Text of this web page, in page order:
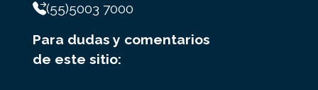
(55)5003 7000
Para dudas y comentarios
de este sitio: